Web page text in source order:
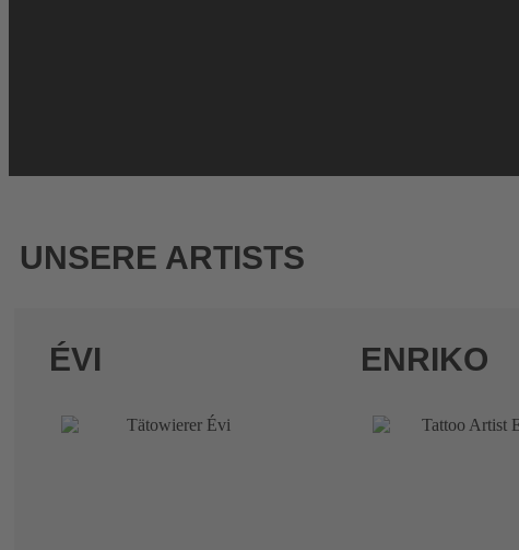
UNSERE ARTISTS
ÉVI ENRIKO